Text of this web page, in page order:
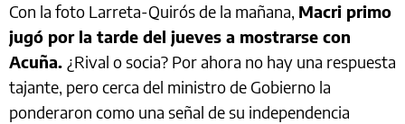
Con la foto Larreta-Quirós de la mañana, Macri primo
jugó por la tarde del jueves a mostrarse con
Acuña. ¿Rival o socia? Por ahora no hay una respuesta
tajante, pero cerca del ministro de Gobierno la
ponderaron como una señal de su independencia